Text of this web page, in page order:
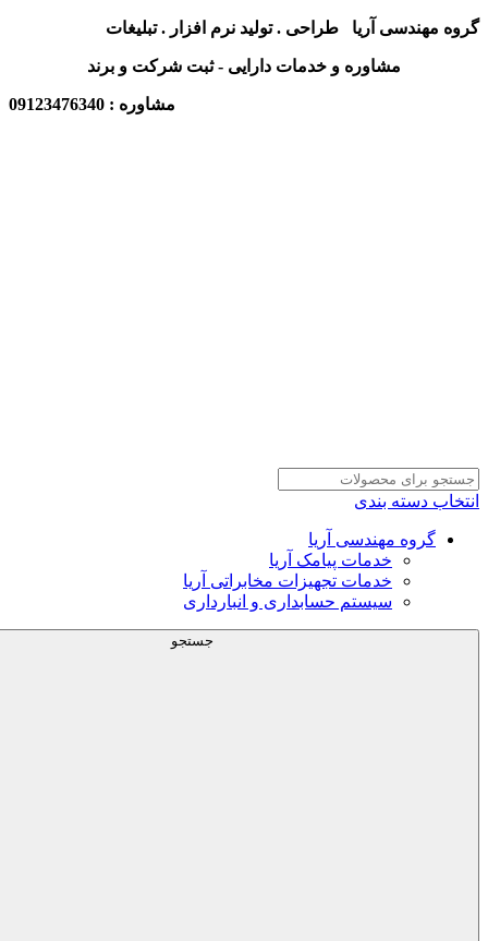
گروه مهندسی آریا طراحی . تولید نرم افزار . تبلیغات
مشاوره و خدمات دارایی - ثبت شرکت و برند
مشاوره : 09123476340
انتخاب دسته بندی
گروه مهندسی آریا
خدمات پیامک آریا
خدمات تجهیزات مخابراتی آریا
سیستم حسابداری و انبارداری
جستجو